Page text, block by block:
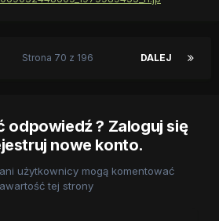
DALEJ
Strona 70 z 196
odpowiedź ? Zaloguj się
nowe konto.
użytkownicy mogą komentować
tej strony